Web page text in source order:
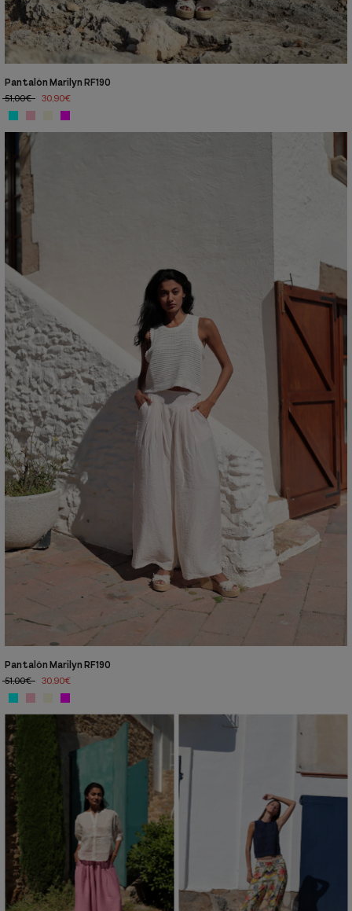
Pantalón Marilyn RF190
51,00€
30,90€
Pantalón Marilyn RF190
51,00€
30,90€